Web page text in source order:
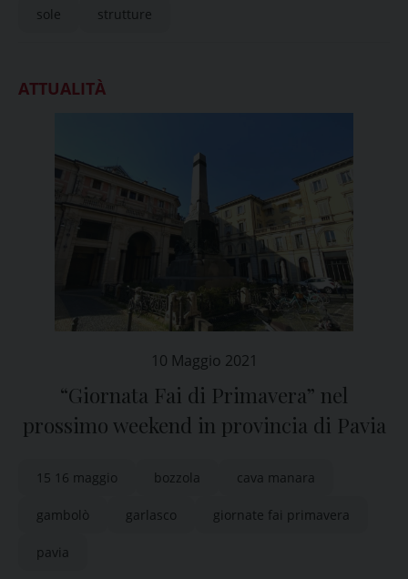
sole strutture
ATTUALITÀ
10 Maggio 2021
“Giornata Fai di Primavera” nel
prossimo weekend in provincia di Pavia
15 16 maggio bozzola cava manara
gambolò garlasco giornate fai primavera
pavia